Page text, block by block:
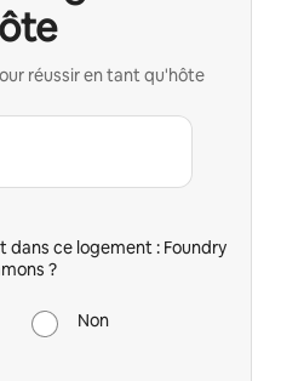
réussir en tant qu'hôte
ce logement : Foundry
?
Non